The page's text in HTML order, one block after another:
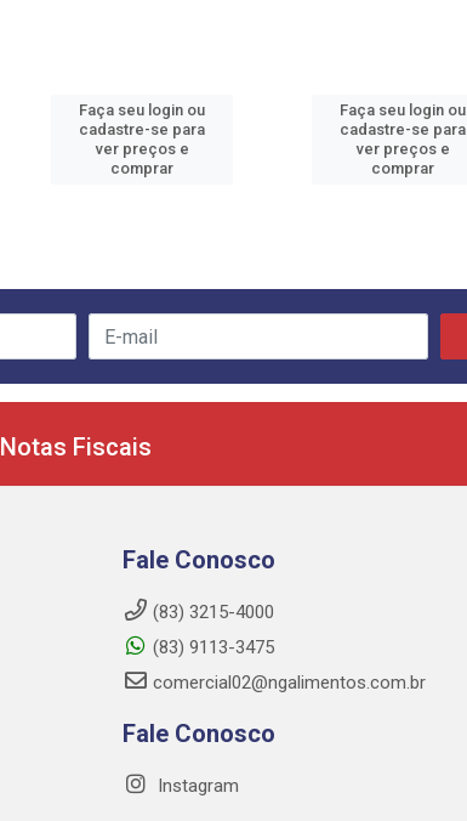
Faça seu login ou
cadastre-se para
ver preços e
comprar
Faça seu login ou
cadastre-se para
ver preços e
comprar
Notas Fiscais
Fale Conosco
(83) 3215-4000
(83) 9113-3475
comercial02@ngalimentos.com.br
Fale Conosco
Instagram